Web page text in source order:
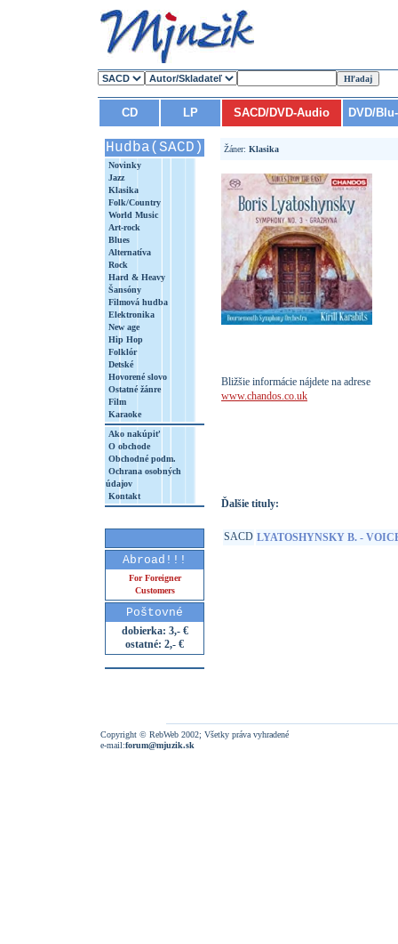
CD LP SACD/DVD-Audio DVD/
Hudba(SACD)
Novinky
Jazz
Klasika
Folk/Country
World Music
Art-rock
Blues
Alternatíva
Rock
Hard & Heavy
Šansóny
Filmová hudba
Elektronika
New age
Hip Hop
Folklór
Detské
Hovorené slovo
Ostatné žánre
Film
Karaoke
Ako nakúpiť
O obchode
Obchodné podm.
Ochrana osobných
údajov
Kontakt
Abroad!!!
For Foreigner
Customers
Poštovné
dobierka: 3,- €
ostatné: 2,- €
Žáner: Klasika
Bližšie informácie nájdete na adrese
www.chandos.co.uk
Ďalšie tituly:
SACD LYATOSHYNSKY B. -
Copyright © RebWeb 2002; Všetky práva vyhradené
e-mail:forum@mjuzik.sk